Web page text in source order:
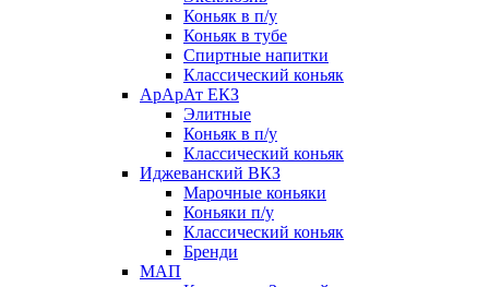
Коньяк в п/у
Коньяк в тубе
Спиртные напитки
Классический коньяк
АрАрАт ЕКЗ
Элитные
Коньяк в п/у
Классический коньяк
Иджеванский ВКЗ
Марочные коньяки
Коньяки п/у
Классический коньяк
Бренди
МАП